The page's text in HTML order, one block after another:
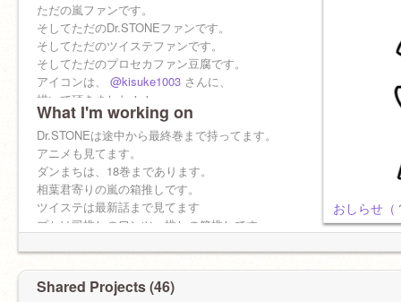
ただの嵐ファンです。
そしてただのDr.STONEファンです。
そしてただのツイステファンです。
そしてただのプロセカファン豆腐です。
アイコンは、 @kisuke1003 さんに、
描いて頂きました！！
ありがとうございます。
注))この人は顔文字をめっちゃ使いますΣ(ﾟ◇ﾟ；)
リア友：zonsuke,yunnfa
What I'm working on
Dr.STONEは途中から最終巻まで持ってます。
アニメも見てます。
ダンまちは、18巻まであります。
相葉君寄りの嵐の箱推しです。
ツイステは最新話まで見てます
プセは司推しのワンツー推しの箱推しです
おしらせ（
Shared Projects (46)